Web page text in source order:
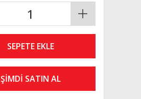
SEPETE EKLE
ŞİMDİ SATIN AL